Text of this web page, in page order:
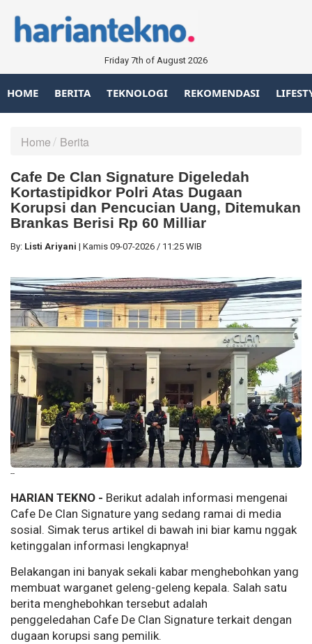
Friday 7th of August 2026
HOME BERITA TEKNOLOGI REKOMENDASI
Home Berita
Cafe De Clan Signature Digeledah
Kortastipidkor Polri Atas Dugaan
Korupsi dan Pencucian Uang, Ditemukan
Brankas Berisi Rp 60 Milliar
By: Listi Ariyani | Kamis 09-07-2026 / 11:25 WIB
--
HARIAN TEKNO - Berikut adalah informasi mengenai
Cafe De Clan Signature yang sedang ramai di media
sosial. Simak terus artikel di bawah ini biar kamu nggak
ketinggalan informasi lengkapnya!
Belakangan ini banyak sekali kabar menghebohkan yang
membuat warganet geleng-geleng kepala. Salah satu
berita menghebohkan tersebut adalah
penggeledahan Cafe De Clan Signature terkait dengan
dugaan korupsi sang pemilik.